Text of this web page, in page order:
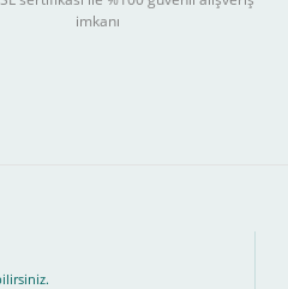
takip ederek peşin fiyatına 3
imkanı